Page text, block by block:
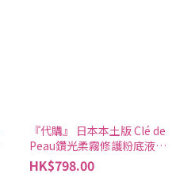
『代購』 日本本土版 Clé de
Peau鑽光柔霧修護粉底液
SPF20 PA+++| RADIANT
FLUID FOUNDATION
HK$798.00